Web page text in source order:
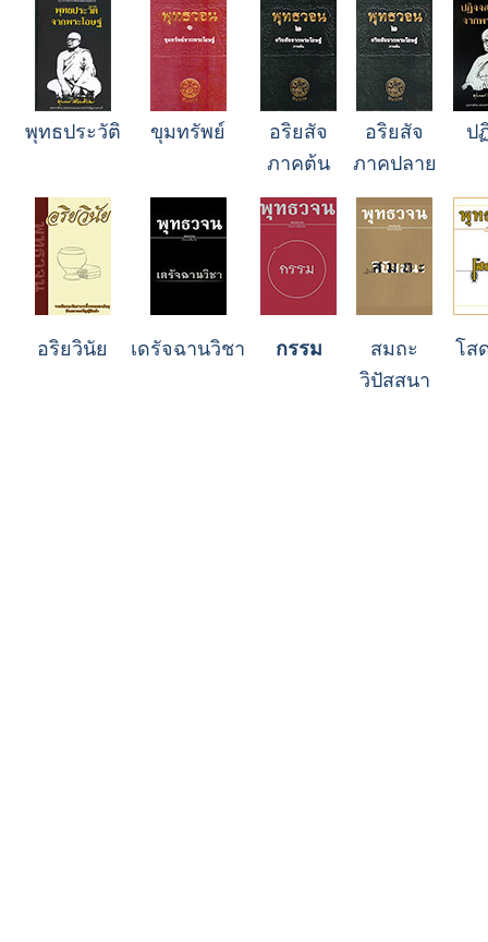
พุทธประวัติ ขุมทรัพย์
อริยสัจ
ภาคต้น
อริยสัจ
ภาคปลาย
ป
อริยวินัย เดรัจฉานวิชา กรรม
สมถะ
วิปัสสนา
โส